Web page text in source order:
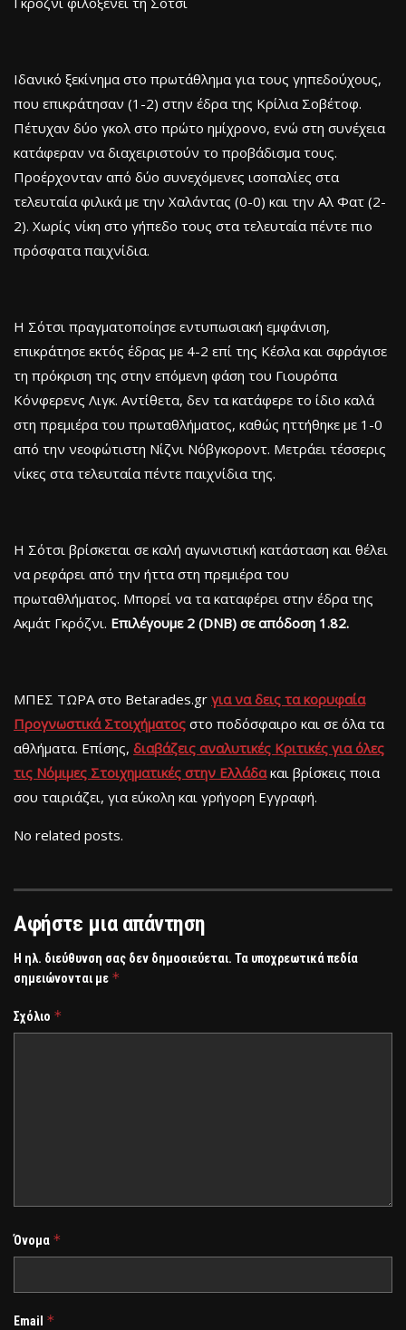
Ιδανικό ξεκίνημα στο πρωτάθλημα για τους γηπεδούχους,
που επικράτησαν (1-2) στην έδρα της Κρίλια Σοβέτοφ.
Πέτυχαν δύο γκολ στο πρώτο ημίχρονο, ενώ στη συνέχεια
κατάφεραν να διαχειριστούν το προβάδισμα τους.
Προέρχονταν από δύο συνεχόμενες ισοπαλίες στα
τελευταία φιλικά με την Χαλάντας (0-0) και την Αλ Φατ (2-
2). Χωρίς νίκη στο γήπεδο τους στα τελευταία πέντε πιο
πρόσφατα παιχνίδια.
Η Σότσι πραγματοποίησε εντυπωσιακή εμφάνιση,
επικράτησε εκτός έδρας με 4-2 επί της Κέσλα και σφράγισε
τη πρόκριση της στην επόμενη φάση του Γιουρόπα
Κόνφερενς Λιγκ. Αντίθετα, δεν τα κατάφερε το ίδιο καλά
στη πρεμιέρα του πρωταθλήματος, καθώς ηττήθηκε με 1-0
από την νεοφώτιστη Νίζνι Νόβγκοροντ. Μετράει τέσσερις
νίκες στα τελευταία πέντε παιχνίδια της.
Η Σότσι βρίσκεται σε καλή αγωνιστική κατάσταση και θέλει
να ρεφάρει από την ήττα στη πρεμιέρα του
πρωταθλήματος. Μπορεί να τα καταφέρει στην έδρα της
Ακμάτ Γκρόζνι. Επιλέγουμε 2 (DNB) σε απόδοση 1.82.
ΜΠΕΣ ΤΩΡΑ στο Betarades.gr για να δεις τα κορυφαία
Προγνωστικά Στοιχήματος στο ποδόσφαιρο και σε όλα τα
αθλήματα. Επίσης, διαβάζεις αναλυτικές Κριτικές για όλες
τις Νόμιμες Στοιχηματικές στην Ελλάδακαι βρίσκεις ποια
σου ταιριάζει, για εύκολη και γρήγορη Εγγραφή.
No related posts.
Αφήστε μια απάντηση
Η ηλ. διεύθυνση σας δεν δημοσιεύεται. Τα υποχρεωτικά πεδία
σημειώνονται με *
Σχόλιο *
Όνομα *
Email *